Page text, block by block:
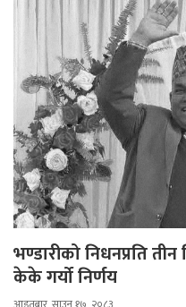
भण्डारीको निधनप्रति
केके गर्यो निर्णय